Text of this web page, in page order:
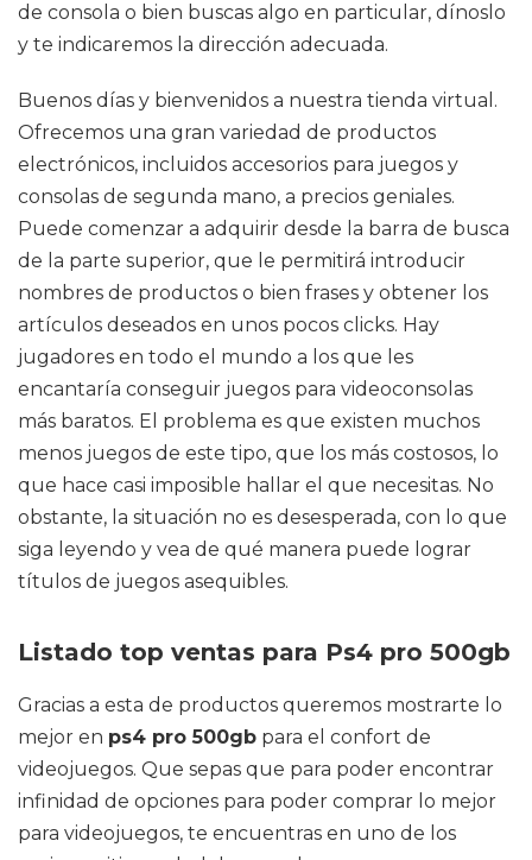
de consola o bien buscas algo en particular, dínoslo
y te indicaremos la dirección adecuada.
Buenos días y bienvenidos a nuestra tienda virtual.
Ofrecemos una gran variedad de productos
electrónicos, incluidos accesorios para juegos y
consolas de segunda mano, a precios geniales.
Puede comenzar a adquirir desde la barra de busca
de la parte superior, que le permitirá introducir
nombres de productos o bien frases y obtener los
artículos deseados en unos pocos clicks. Hay
jugadores en todo el mundo a los que les
encantaría conseguir juegos para videoconsolas
más baratos. El problema es que existen muchos
menos juegos de este tipo, que los más costosos, lo
que hace casi imposible hallar el que necesitas. No
obstante, la situación no es desesperada, con lo que
siga leyendo y vea de qué manera puede lograr
títulos de juegos asequibles.
Listado top ventas para Ps4 pro 500gb
Gracias a esta de productos queremos mostrarte lo
mejor en ps4 pro 500gb para el confort de
videojuegos. Que sepas que para poder encontrar
infinidad de opciones para poder comprar lo mejor
para videojuegos, te encuentras en uno de los